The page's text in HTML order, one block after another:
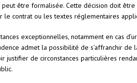
être formalisée. Cette décision doit
le contrat ou les textes réglementaires
exceptionnelles, notamment en cas
admet la possibilité de s’affranchir de
justifier de circonstances particulières